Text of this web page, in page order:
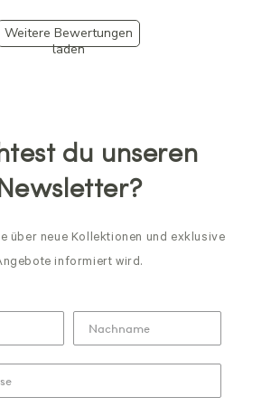
Weitere Bewertungen
laden
du unseren
über neue Kollektionen und exklusive
informiert wird.